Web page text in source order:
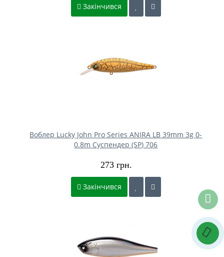
Закінчився
Воблер Lucky John Pro Series ANIRA LB 39mm 3g 0-
0.8m Cуспендер (SP) 706
273 грн.
Закінчився